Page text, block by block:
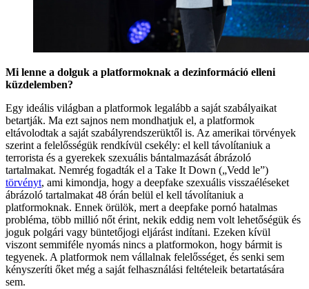
Mi lenne a dolguk a platformoknak a dezinformáció elleni
küzdelemben?
Egy ideális világban a platformok legalább a saját szabályaikat
betartják. Ma ezt sajnos nem mondhatjuk el, a platformok
eltávolodtak a saját szabályrendszerüktől is. Az amerikai törvények
szerint a felelősségük rendkívül csekély: el kell távolítaniuk a
terrorista és a gyerekek szexuális bántalmazását ábrázoló
tartalmakat. Nemrég fogadták el a Take It Down („Vedd le”)
törvényt, ami kimondja, hogy a deepfake szexuális visszaéléseket
ábrázoló tartalmakat 48 órán belül el kell távolítaniuk a
platformoknak. Ennek örülök, mert a deepfake pornó hatalmas
probléma, több millió nőt érint, nekik eddig nem volt lehetőségük és
joguk polgári vagy büntetőjogi eljárást indítani. Ezeken kívül
viszont semmiféle nyomás nincs a platformokon, hogy bármit is
tegyenek. A platformok nem vállalnak felelősséget, és senki sem
kényszeríti őket még a saját felhasználási feltételeik betartatására
sem.